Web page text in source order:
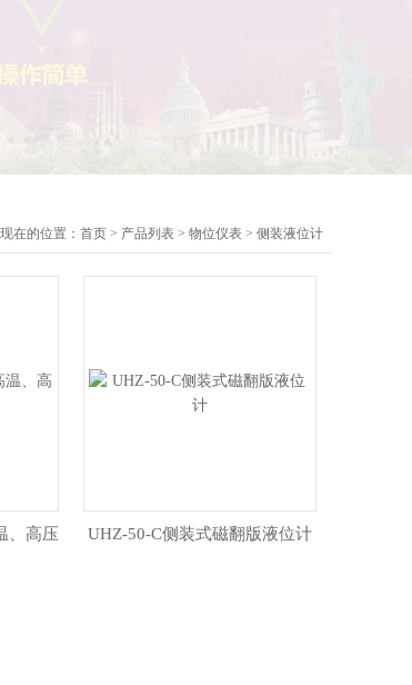
在的位置： 首页 > 产品列表 > 物位仪表 > 侧装液位计
、高压
UHZ-50-C侧装式磁翻版液位计